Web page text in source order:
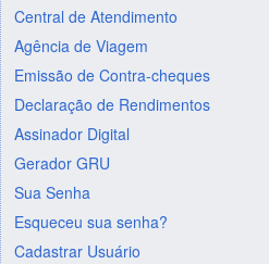
Central de Atendimento
Agência de Viagem
Emissão de Contra-cheques
Declaração de Rendimentos
Assinador Digital
Gerador GRU
Sua Senha
Esqueceu sua senha?
Cadastrar Usuário